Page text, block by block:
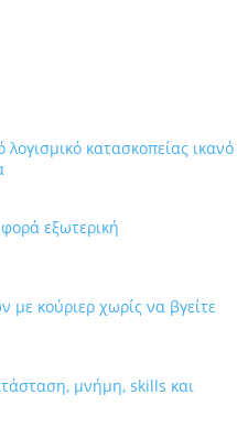
κατασκοπείας ικανό
εξωτερική
με κούριερ χωρίς να βγείτε
μνήμη, skills και